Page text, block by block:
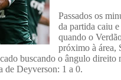
Passados os
da partida caiu
quando o
próximo à área,
buscando o ângulo direito
de Deyverson: 1 a 0.